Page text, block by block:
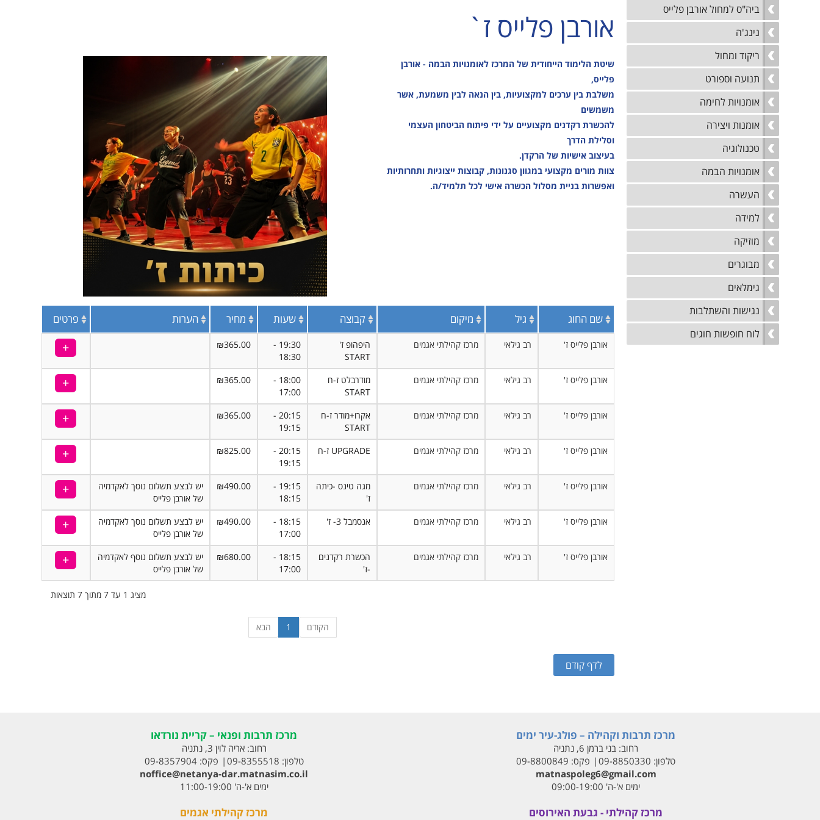
קיץ
נהלי הרשמה לקייטנות
הקיץ
נגישות והשתלבות
למידה
נוער
מבוגרים
נגישות והשתלבות
לוח חופשות חוגים
גמלאים
נגישות והשתלבות
לוח חופשות חוגיםגימלאים
לוח חופשות חוגים
ביה"ס למחול אורבן פלייס
נינג'ה
ריקוד ומחול
תנועה וספורט
אומנויות לחימה
אומנות ויצירה
טכנולוגיה
אומנויות הבמה
העשרה
למידה
מוזיקה
מבוגרים
גימלאים
נגישות והשתלבות
לוח חופשות חוגים
אורבן פלייס ז`
שיטת הלימוד הייחודית של המרכז לאומנויות הבמה - אורבן
פלייס,
משלבת בין ערכים למקצועיות, בין הנאה לבין משמעת, אשר
משמשים
להכשרת רקדנים מקצועיים על ידי פיתוח הביטחון העצמי
וסלילת הדרך
בעיצוב אישיות של הרקדן.
צוות מורים מקצועי במגוון סגנונות, קבוצות ייצוגיות ותחרותיות
ואפשרות בניית מסלול הכשרה אישי לכל תלמיד/ה.
שם החוג גיל מיקום קבוצה שעות מחיר הערות פרטים
אורבן פלייס ז' רב גילאי מרכז קהילתי אגמים
היפהופ ז'
START
19:30 -
18:30
₪365.00
אורבן פלייס ז' רב גילאי מרכז קהילתי אגמים
מודרבלט ז-ח
START
18:00 -
17:00
₪365.00
אורבן פלייס ז' רב גילאי מרכז קהילתי אגמים
אקרו+מודר ז-ח
START
20:15 -
19:15
₪365.00
אורבן פלייס ז' רב גילאי מרכז קהילתי אגמים UPGRADE ז-ח
20:15 -
19:15
₪825.00
אורבן פלייס ז' רב גילאי מרכז קהילתי אגמים
מגה טינס -כיתה
ז'
19:15 -
18:15
₪490.00
יש לבצע תשלום נוסך לאקדמיה
של אורבן פלייס
אורבן פלייס ז'
רב גילאי מרכז קהילתי אגמים אנסמבל 3- ז'
18:15 -
17:00
₪490.00
יש לבצע תשלום נוסך לאקדמיה
של אורבן פלייס
אורבן פלייס ז'
רב גילאי מרכז קהילתי אגמים
הכשרת רקדנים
-ז'
18:15 -
17:00
₪680.00
יש לבצע תשלום נוסף לאקדמיה
של אורבן פלייס
מציג 1 עד 7 מתוך 7 תוצאות
הקודם 1 הבא
מרכז תרבות וקהילה – פולג-עיר ימים
רחוב: בני ברמן 6, נתניה
טלפון: 09-8850330 פקס: 09-8800849
matnaspoleg6@gmail.com
ימים א'-ה' 09:00-19:00
מרכז תרבות ופנאי – קריית נורדאו
רחוב:אריה לוין 3, נתניה
טלפון: 09-8355518 פקס:09-8357904
noffice@netanya-dar.matnasim.co.il
ימים א'-ה' 11:00-19:00
מרכז קהילתי - גבעת האירוסים מרכז קהילתי אגמים